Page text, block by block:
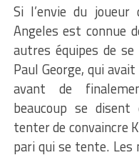
Si l’envie du
Angeles est connue
autres équipes de
Paul George, qui
avant de
beaucoup se
tenter de convaincre
pari qui se tente.